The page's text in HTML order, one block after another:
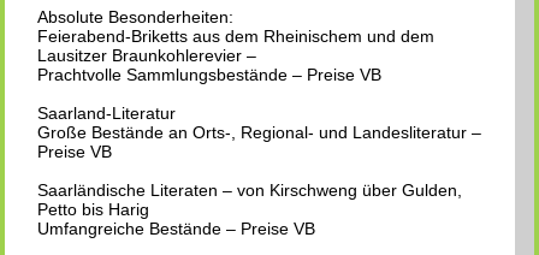
Absolute Besonderheiten:
Feierabend-Briketts aus dem Rheinischem und dem
Lausitzer Braunkohlerevier –
Prachtvolle Sammlungsbestände – Preise VB
Saarland-Literatur
Große Bestände an Orts-, Regional- und Landesliteratur –
Preise VB
Saarländische Literaten – von Kirschweng über Gulden,
Petto bis Harig
Umfangreiche Bestände – Preise VB